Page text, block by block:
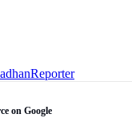
Reporter
on Google